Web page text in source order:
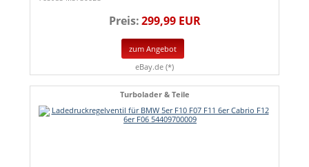
Preis:299,99 EUR
zum Angebot
eBay.de (*)
Turbolader & Teile